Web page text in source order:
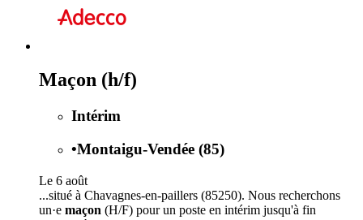
Maçon (h/f)
Intérim
•Montaigu-Vendée (85)
Le 6 août
...situé à Chavagnes-en-paillers (85250). Nous recherchons
un·e maçon (H/F) pour un poste en intérim jusqu'à fin